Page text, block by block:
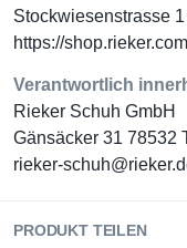
Stockwiesenstrasse
https://
Verantwortlich
Rieker Schuh GmbH
Gänsäcker 31 78532
rieker-
PRODUKT TEILEN